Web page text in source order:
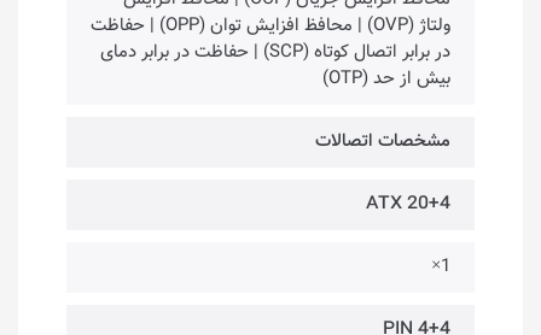
ولتاژ (OVP) | محافظ افزایش توان (OPP) | حفاظت
در برابر اتصال کوتاه (SCP) | حفاظت در برابر دمای
بیش از حد (OTP)
مشخصات اتصالات
ATX 20+4
1×